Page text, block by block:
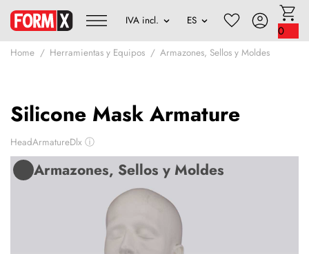
0
Home Herramientas y Equipos Armazones, Sellos y Moldes
Silicone Mask Armature
HeadArmatureDlx ⓘ
Armazones, Sellos y Moldes